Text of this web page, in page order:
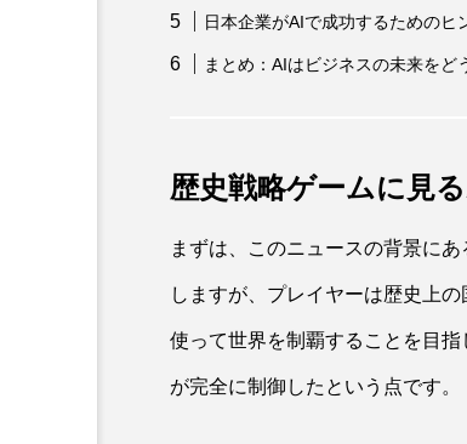
日本企業がAIで成功するためのヒ
まとめ：AIはビジネスの未来をど
歴史戦略ゲームに見
まずは、このニュースの背景に
しますが、プレイヤーは歴史上
使って世界を制覇することを目
が完全に制御したという点です。